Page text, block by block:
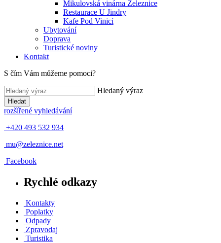
Mikulovská vinárna Železnice
Restaurace U Jindry
Kafe Pod Vinicí
Ubytování
Doprava
Turistické noviny
Kontakt
S čím Vám můžeme pomoci?
Hledaný výraz
Hledat
rozšířené vyhledávání
+420 493 532 934
mu@zeleznice.net
Facebook
Rychlé odkazy
Kontakty
Poplatky
Odpady
Zpravodaj
Turistika